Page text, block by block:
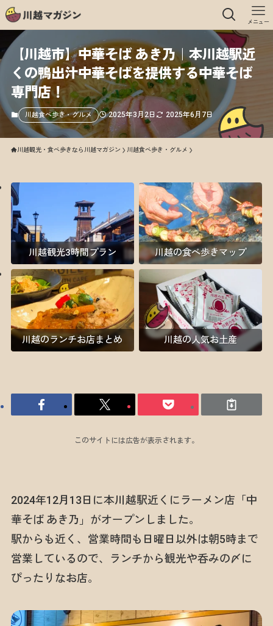
メニュー
【川越市】中華そば あき乃｜本川越駅近
くの鴨出汁中華そばを提供する中華そば
専門店！
川越食べ歩き・グルメ 2025年3月2日 2025年6月7日
川越観光・食べ歩きなら川越マガジン 川越食べ歩き・グルメ
川越観光3時間プラン 川越の食べ歩きマップ
川越のランチお店まとめ 川越の人気お土産
このサイトには広告が表示されます。
2024年12月13日に本川越駅近くにラーメン店「中
華そば あき乃」がオープンしました。
駅からも近く、営業時間も日曜日以外は朝5時まで
営業しているので、ランチから観光や呑みの〆に
ぴったりなお店。